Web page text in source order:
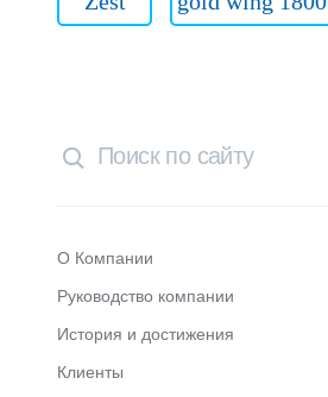
О Компании
Руководство компании
История и достижения
Клиенты